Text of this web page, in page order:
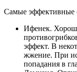
Самые эффективные
Ифенек.
эффект. В
жжение. При
попадания в